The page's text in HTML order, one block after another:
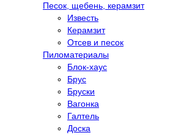
Песок, щебень, керамзит
Известь
Керамзит
Отсев и песок
Пиломатериалы
Блок-хаус
Брус
Бруски
Вагонка
Галтель
Доска